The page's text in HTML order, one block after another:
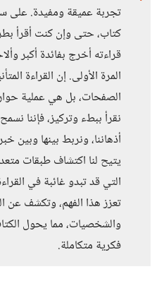
تجربة عميقة ومفيدة. على
كتاب، حتى وإن كنت أقرأ
قراءته أخرج بفائدة أكبر
المرة الأولى. إن القراءة
الصفحات، بل هي عملية
نقرأ ببطء وتركيز، فإننا
أذهاننا، ونربط بينها وبين
يتيح لنا اكتشاف طبقات
التي قد تبدو غائبة في
تعزز هذا الفهم، وتكشف عن
والشخصيات، مما يحول
فكرية متكاملة.